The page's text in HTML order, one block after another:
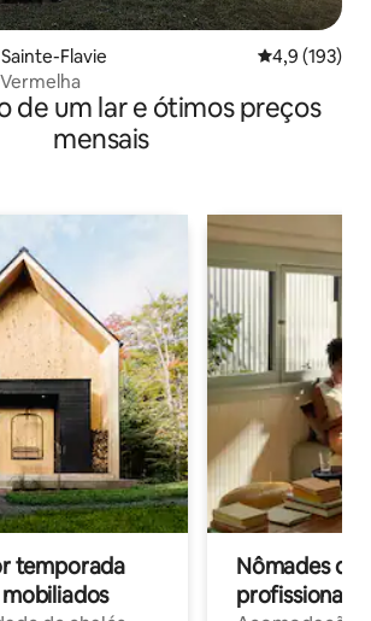
Flavie 4,9 de uma
4,9 (193)
de um lar e ótimos preços
mensais
temporada
Nômades
profissionais